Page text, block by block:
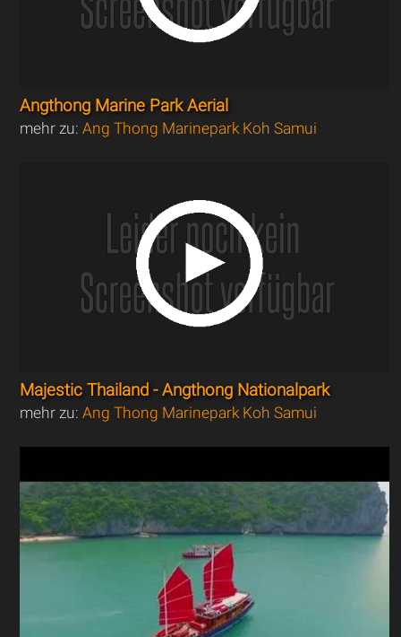
Angthong Marine Park Aerial
mehr zu:Ang Thong Marinepark Koh Samui
Majestic Thailand - Angthong Nationalpark
mehr zu:Ang Thong Marinepark Koh Samui